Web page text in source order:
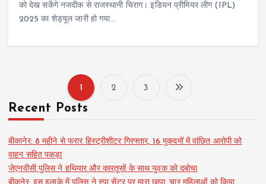
को देख सकेंगे नजदीक से राजस्थानी चिराग। इडियन प्रीमियर लीग (IPL)
2025 का शेड्यूल जारी हो गया…
s
1 2 3
Recent Posts
बीकानेर: 8 महीने से फरार हिस्ट्रीशीटर गिरफ्तार, 16 मुकदमों में वांछित आरोपी को
वाहन सहित पकड़ा
जेएनवीसी पुलिस ने हथियार और कारतूसों के साथ युवक को दबोचा